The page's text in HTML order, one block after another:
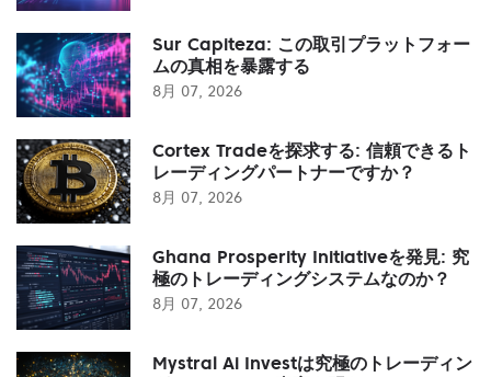
Sur Capiteza: この取引プラットフォー
ムの真相を暴露する
8月 07, 2026
Cortex Tradeを探求する: 信頼できるト
レーディングパートナーですか？
8月 07, 2026
Ghana Prosperity Initiativeを発見: 究
極のトレーディングシステムなのか？
8月 07, 2026
Mystral Ai Investは究極のトレーディン